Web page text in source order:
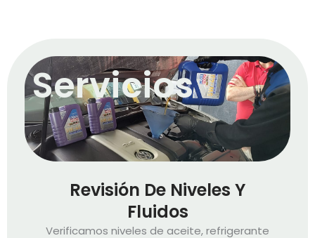
Servicios
Revisión De Niveles Y
Fluidos
Verificamos niveles de aceite, refrigerante